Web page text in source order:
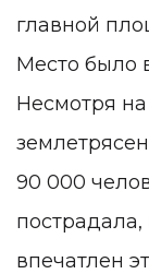
главной
Место было
Несмотря
90 000
впечатлен